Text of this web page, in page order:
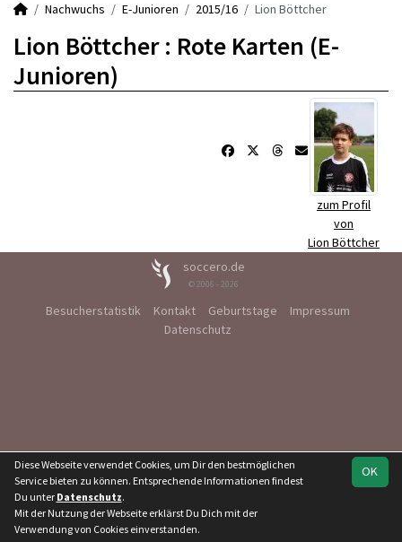
Nachwuchs E-Junioren 2015/16 Lion Böttcher
Lion Böttcher : Rote Karten (E-
Junioren)
zum Profil
von
Lion Böttcher
soccero.de
© 2006 - 2026
Besucherstatistik Kontakt Geburtstage
Impressum
Datenschutz
OK
Diese Webseite verwendet Cookies, um Dir den bestmöglichen
Service bieten zu können. Entsprechende Informationen findest
Du unter Datenschutz.
Mit der Nutzung der Webseite erklärst Du Dich mit der
Verwendung von Cookies einverstanden.